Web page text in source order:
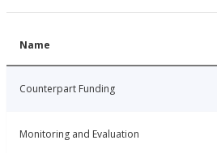
Name
Counterpart Funding
Monitoring and Evaluation